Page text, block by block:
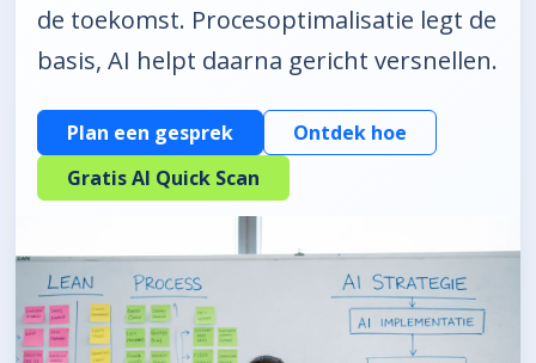
de toekomst. Procesoptimalisatie legt de
basis, AI helpt daarna gericht versnellen.
Plan een gesprek
Ontdek hoe
Gratis AI Quick Scan